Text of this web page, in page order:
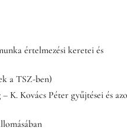
értelmezési keretei és
a TSZ-ben)
K. Kovács Péter gyűjtései és